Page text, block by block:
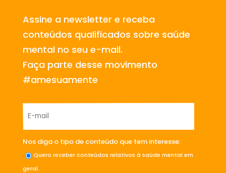
Assine a newsletter e receba
conteúdos qualificados sobre saúde
mental no seu e-mail.
Faça parte desse movimento
#amesuamente
Nos diga o tipo de conteúdo que tem interesse:
Quero receber conteúdos relativos à saúde mental em
geral.